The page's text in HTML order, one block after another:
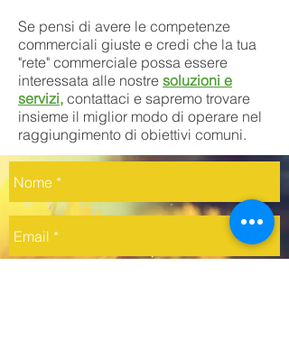
Se pensi di avere le competenze
commerciali giuste e credi che la tua
"rete" commerciale possa essere
interessata alle nostre soluzioni e
servizi, contattaci e sapremo trovare
insieme il miglior modo di operare nel
raggiungimento di obiettivi comuni.